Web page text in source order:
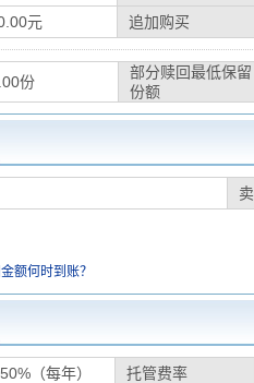
元 追加购买
份
部分赎回最低保留
份额
额何时到账？
（每年） 托管费率